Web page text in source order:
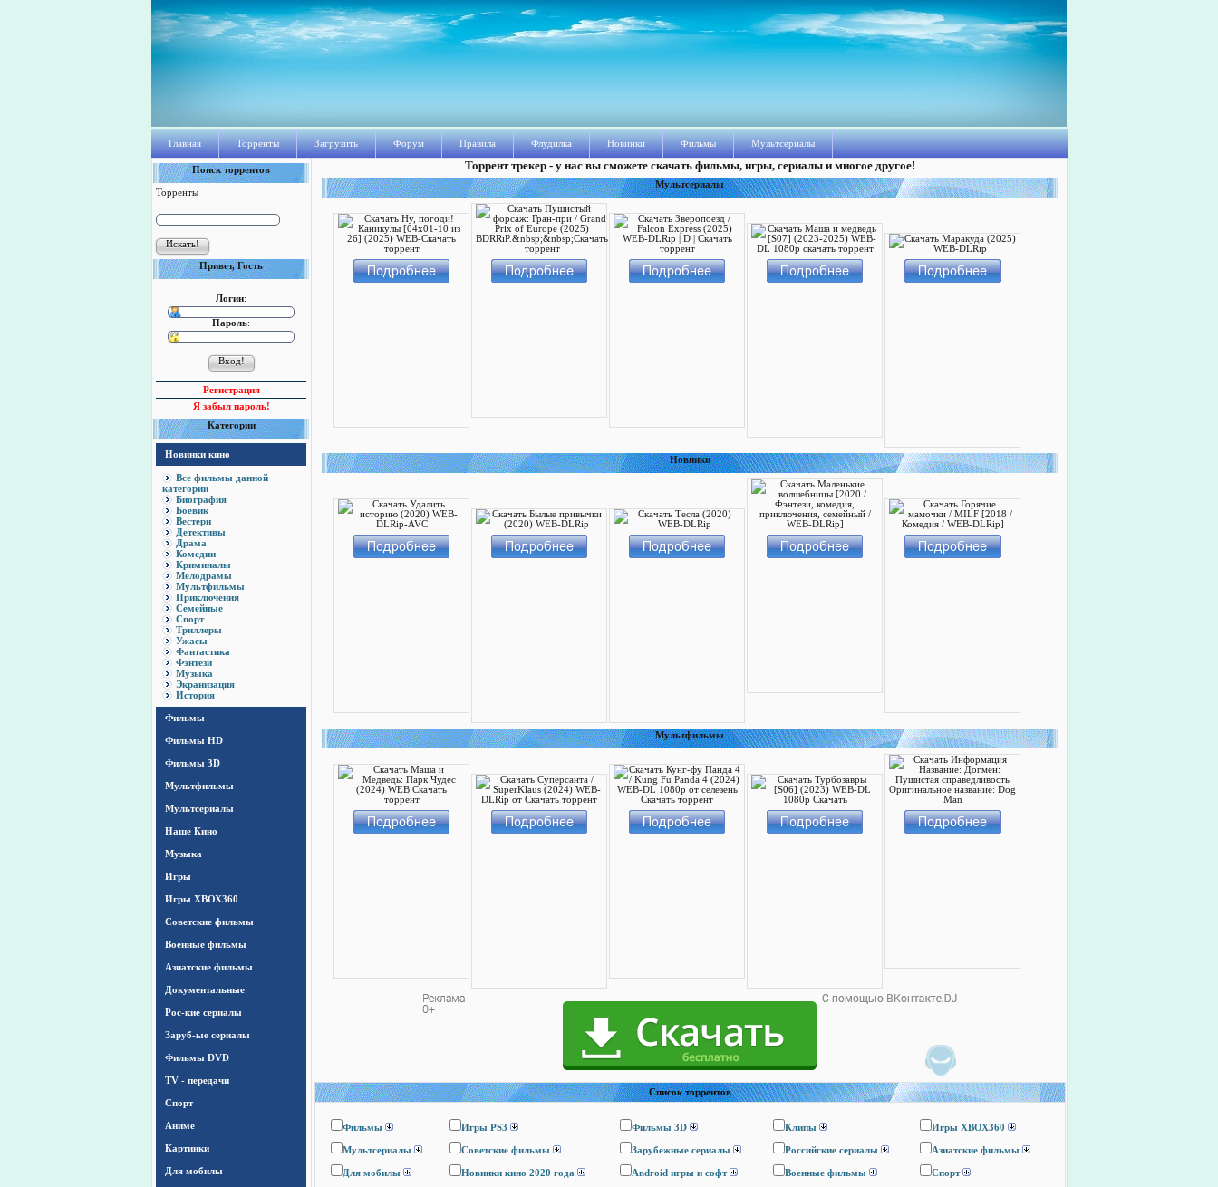
Главная Торренты Загрузить Форум Правила Флудилка Новинки Фильмы Мультсериалы
Поиск торрентов
Торренты
Привет, Гость
Логин:
Пароль:
Регистрация
Я забыл пароль!
Категории
Новинки кино
Все фильмы данной
категории
Биография
Боевик
Вестерн
Детективы
Драма
Комедии
Криминалы
Мелодрамы
Мультфильмы
Приключения
Семейные
Спорт
Триллеры
Ужасы
Фантастика
Фэнтези
Музыка
Экранизация
История
Фильмы
Фильмы HD
Фильмы 3D
Мультфильмы
Мультсериалы
Наше Кино
Музыка
Игры
Игры ХВОХ360
Cоветские фильмы
Военные фильмы
Азиатские фильмы
Документальные
Рос-кие сериалы
Заруб-ые сериалы
Фильмы DVD
TV - передачи
Спорт
Аниме
Картинки
Для мобилы
Торрент трекер - у нас вы сможете скачать фильмы, игры, сериалы и многое другое!
Мультсериалы
Новинки
Мультфильмы
Список торрентов
Фильмы Игры PS3 Фильмы 3D Клипы Игры ХВОХ360
Мультсериалы Cоветские фильмы Зарубежные сериалы Российские сериалы Азиатские фильмы
Для мобилы Новинки кино 2020 года Android игры и софт Военные фильмы Спорт